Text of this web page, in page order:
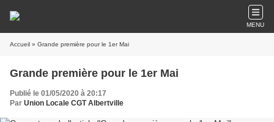
MENU
Accueil » Grande première pour le 1er Mai
Grande première pour le 1er Mai
Publié le 01/05/2020 à 20:17
Par Union Locale CGT Albertville